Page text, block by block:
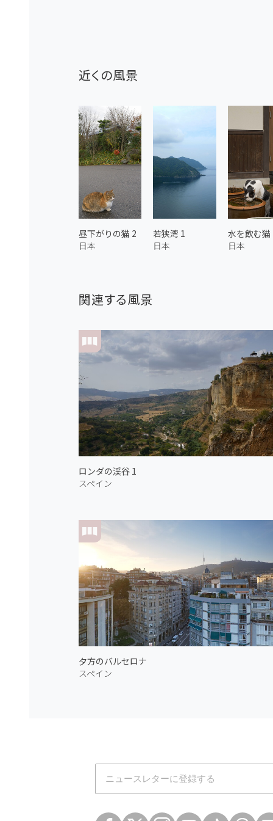
近くの風景
昼下がりの猫 2
日本
若狭湾 1
日本
水を飲む猫
日本
関連する風景
ロンダの渓谷 1
スペイン
夕方のバルセロナ
スペイン
Atmoph News